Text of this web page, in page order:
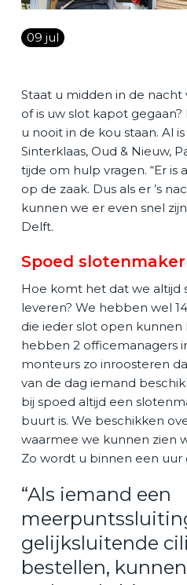
Vacature
NL
09 jul
Staat u midden in de
of is uw slot kapot
u nooit in de kou staan. Al
Sinterklaas, Oud & Nieuw,
tijde om hulp vragen. “Er is
op de zaak. Dus als er ’s
kunnen we er even snel
Delft.
Spoed slotenmaker
Hoe komt het dat we altijd
leveren? We hebben wel
die ieder slot open kunnen
hebben 2 officemanagers
monteurs zo inroosteren
van de dag iemand
bij spoed altijd een
buurt is. We beschikken
waarmee we kunnen zien
Zo wordt u binnen een uur
“Als iemand een
gelijksluitende
bestellen,